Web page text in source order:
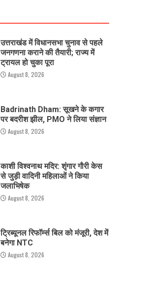
उत्तराखंड में विधानसभा चुनाव से पहले
जनगणना कराने की तैयारी; राज्य में
ट्रायल हो चुका पूरा
August 8, 2026
Badrinath Dham: सूखने के कगार
पर बदरीश झील, PMO ने लिया संज्ञान
August 8, 2026
काशी विश्वनाथ मदिर: शृंगार गौरी केस
से जुड़ी वादिनी महिलाओं ने किया
जलाभिषेक
August 8, 2026
ट्रिब्यूनल रिफॉर्म्स बिल को मंजूरी, देश में
बनेगा NTC
August 8, 2026